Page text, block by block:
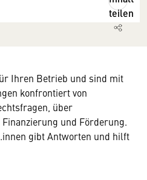
teilen
Ihren Betrieb und sind mit
konfrontiert von
über
und Förderung.
gibt Antworten und hilft